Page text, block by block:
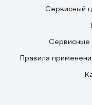
Сервисный
Сервисные
Правила